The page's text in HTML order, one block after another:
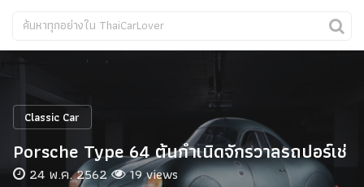
ไม่
คนรักรถ
รถแต่ง
Car In The Movie
สเปคราคา รถยนต์
Classic Car
Porsche Type 64 ต้นกำเนิดจักรวาลรถปอร์เช่
24 พ.ค. 2562 19 views